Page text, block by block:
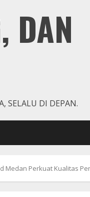
DAN
SELALU DI DEPAN.
Medan Perkuat Kualitas